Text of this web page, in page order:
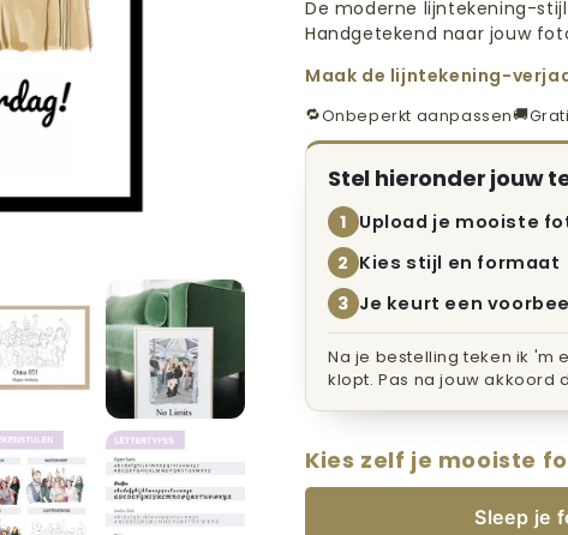
De moderne lijntekening-
Handgetekend naar jouw
Maak de lijntekening-
🔁Onbeperkt aanpassen🚚
Stel hieronder jouw
1 Upload je mooiste
2 Kies stijl en formaat
3 Je keurt een
Na je bestelling teken ik 'm
klopt. Pas na jouw akkoord
Kies zelf je mooiste
Sleep je